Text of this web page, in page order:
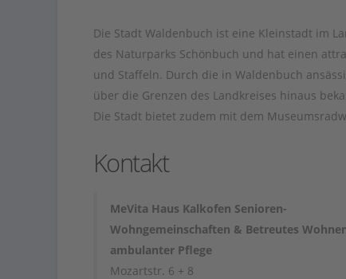
Die Stadt Waldenbuch ist eine Kleinstadt im
des Naturparks Schönbuch und hat einen
und Staffeln. Durch die in Waldenbuch
über die Grenzen des Landkreises hinaus
Die Stadt bietet zudem mit dem
Kontakt
MeVita Haus Kalkofen Senioren-
Wohngemeinschaften & Betreutes
ambulanter Pflege
Mozartstr. 6 + 8